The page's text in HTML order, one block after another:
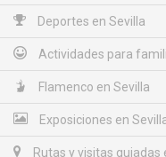
Deportes en Sevilla
Actividades para
Flamenco en Sevilla
Exposiciones en
Rutas y visitas guiadas